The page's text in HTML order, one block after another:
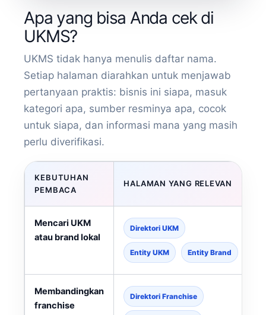
Apa yang bisa Anda cek di
UKMS?
UKMS tidak hanya menulis daftar nama.
Setiap halaman diarahkan untuk menjawab
pertanyaan praktis: bisnis ini siapa, masuk
kategori apa, sumber resminya apa, cocok
untuk siapa, dan informasi mana yang masih
perlu diverifikasi.
KEBUTUHAN
PEMBACA
HALAMAN YANG RELEVAN
Mencari UKM
atau brand lokal
Direktori UKM
Entity UKM Entity Brand
Membandingkan
franchise
Direktori Franchise